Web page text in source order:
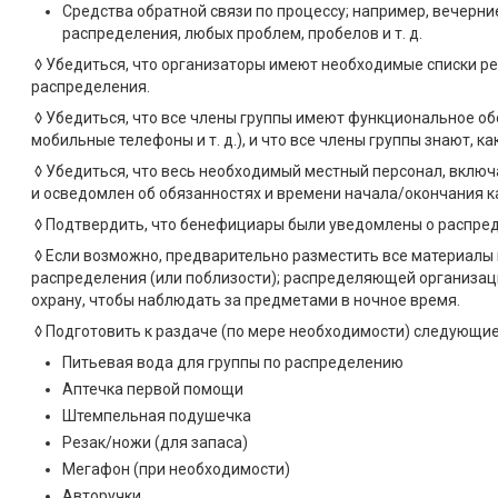
Средства обратной связи по процессу; например,
распределения, любых проблем, пробелов и т. д.
◊ Убедиться, что организаторы имеют необходимые списки
распределения.
◊ Убедиться, что все члены группы имеют функциональное
мобильные телефоны и т. д.), и что все члены группы знают,
◊ Убедиться, что весь необходимый местный персонал,
и осведомлен об обязанностях и времени начала/окончания
◊ Подтвердить, что бенефициары были уведомлены о
◊ Если возможно, предварительно разместить все
распределения (или поблизости); распределяющей
охрану, чтобы наблюдать за предметами в ночное время.
◊ Подготовить к раздаче (по мере необходимости)
Питьевая вода для группы по распределению
Аптечка первой помощи
Штемпельная подушечка
Резак/ножи (для запаса)
Мегафон (при необходимости)